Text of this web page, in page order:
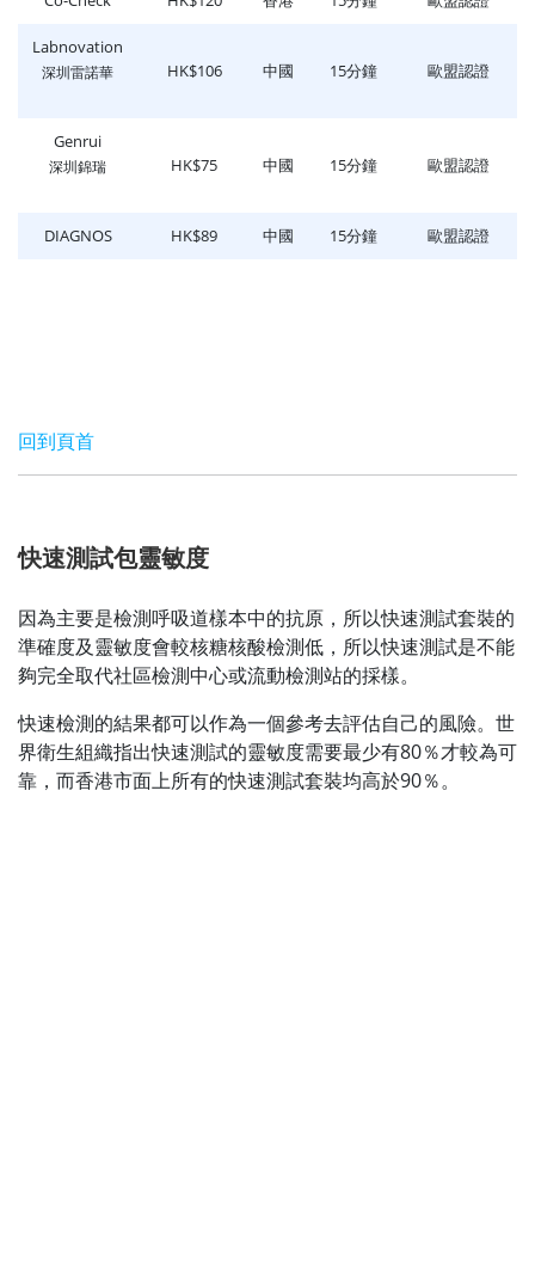
Labnovation
深圳雷諾華 HK$106 中國 15分鐘 歐盟認證
Genrui
深圳錦瑞 HK$75 中國 15分鐘 歐盟認證
DIAGNOS HK$89 中國 15分鐘 歐盟認證
回到頁首
快速測試包靈敏度
因為主要是檢測呼吸道樣本中的抗原，所以快速測試套裝的
準確度及靈敏度會較核糖核酸檢測低，所以快速測試是不能
夠完全取代社區檢測中心或流動檢測站的採樣。
快速檢測的結果都可以作為一個參考去評估自己的風險。世
界衛生組織指出快速測試的靈敏度需要最少有80％才較為可
靠，而香港市面上所有的快速測試套裝均高於90％。